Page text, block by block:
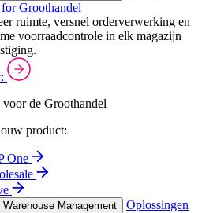
Groothandel
ruimte, versnel orderverwerking en
voorraadcontrole in elk magazijn
voor de Groothandel
product:
One
Warehouse Management
Oplossingen